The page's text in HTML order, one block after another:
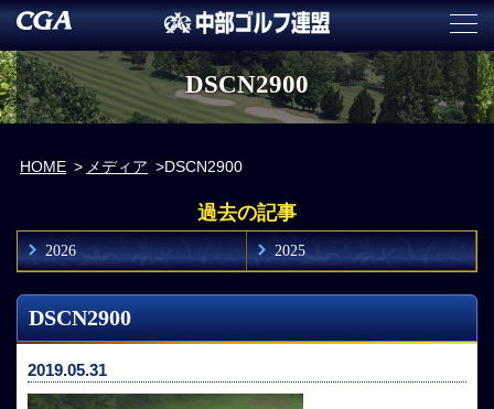
DSCN2900
HOME メディア DSCN2900
過去の記事
2026 2025
DSCN2900
2019.05.31